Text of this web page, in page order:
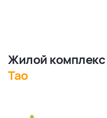
Жилой комплекс
Tao